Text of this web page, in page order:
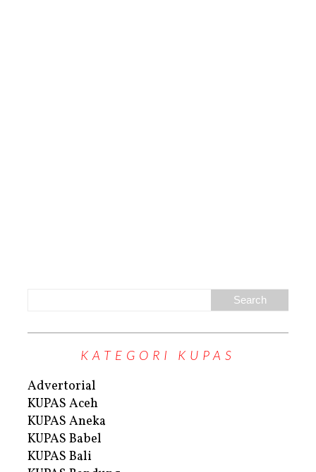
KATEGORI KUPAS
Advertorial
KUPAS Aceh
KUPAS Aneka
KUPAS Babel
KUPAS Bali